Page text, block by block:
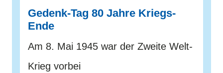
Gedenk-Tag 80 Jahre Kriegs-
Ende
Am 8. Mai 1945 war der Zweite Welt-
Krieg vorbei